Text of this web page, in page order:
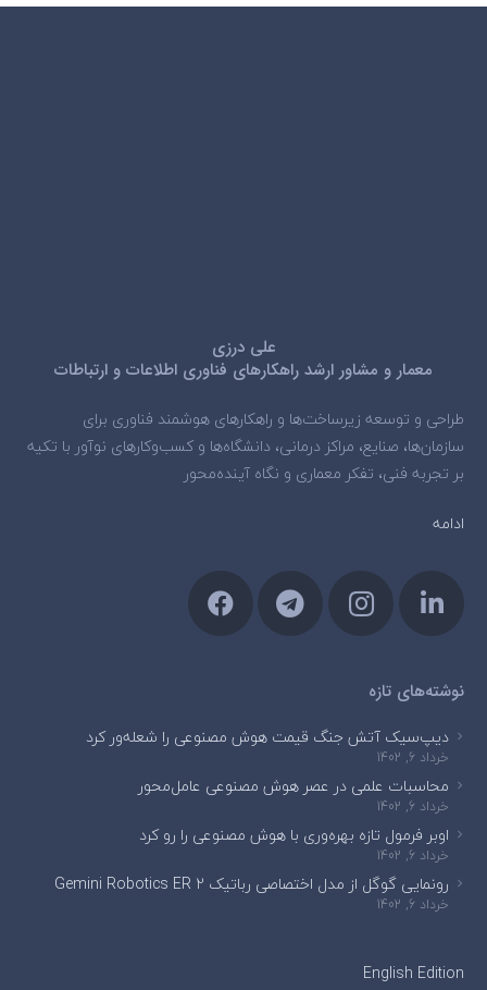
علی درزی
معمار و مشاور ارشد راهکارهای فناوری اطلاعات و ارتباطات
طراحی و توسعه زیرساخت‌ها و راهکارهای هوشمند فناوری برای
سازمان‌ها، صنایع، مراکز درمانی، دانشگاه‌ها و کسب‌وکارهای نوآور با تکیه
بر تجربه فنی، تفکر معماری و نگاه آینده‌محور
ادامه
نوشته‌های تازه
دیپ‌سیک آتش جنگ قیمت هوش مصنوعی را شعله‌ور کرد
خرداد 6, 1402
محاسبات علمی در عصر هوش مصنوعی عامل‌محور
خرداد 6, 1402
اوبر فرمول تازه بهره‌وری با هوش مصنوعی را رو کرد
خرداد 6, 1402
رونمایی گوگل از مدل اختصاصی رباتیک Gemini Robotics ER 2
خرداد 6, 1402
English Edition